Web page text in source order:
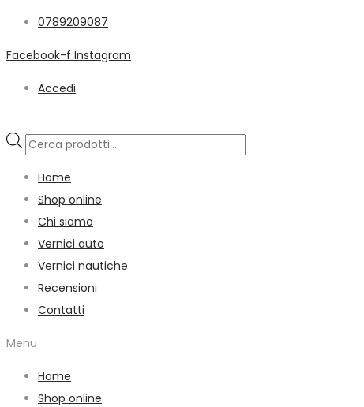
0789209087
Facebook-f Instagram
Accedi
Products
Home
Shop online
Chi siamo
Vernici auto
Vernici nautiche
Recensioni
Contatti
Menu
Home
Shop online